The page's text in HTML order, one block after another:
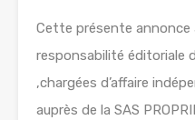
Cette présente annonce
responsabilité éditoriale
,chargées d’affaire
auprès de la SAS